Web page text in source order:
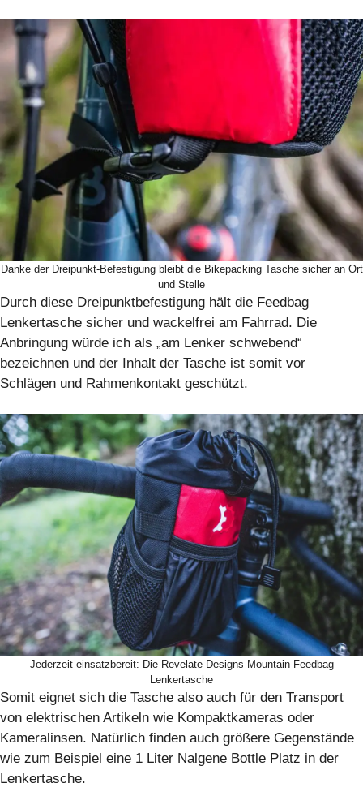
Danke der Dreipunkt-Befestigung bleibt die Bikepacking Tasche sicher an Ort
und Stelle
Durch diese Dreipunktbefestigung hält die Feedbag
Lenkertasche sicher und wackelfrei am Fahrrad. Die
Anbringung würde ich als „am Lenker schwebend“
bezeichnen und der Inhalt der Tasche ist somit vor
Schlägen und Rahmenkontakt geschützt.
Jederzeit einsatzbereit: Die Revelate Designs Mountain Feedbag
Lenkertasche
Somit eignet sich die Tasche also auch für den Transport
von elektrischen Artikeln wie Kompaktkameras oder
Kameralinsen. Natürlich finden auch größere Gegenstände
wie zum Beispiel eine 1 Liter Nalgene Bottle Platz in der
Lenkertasche.